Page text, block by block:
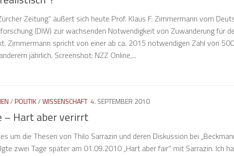
Zeitung“ äußert sich heute Prof. Klaus F. Zimmermann vom
(DIW) zur wachsenden Notwendigkeit von Zuwanderung für
Zimmermann spricht von einer ab ca. 2015 notwendigen Zahl von
jährlich. Screenshot: NZZ Online,...
/POLITIK/WISSENSCHAFT 4. SEPTEMBER 2010
– Hart aber verirrt
um die Thesen von Thilo Sarrazin und deren Diskussion bei
zwei Tage später am 01.09.2010 „Hart aber fair“ mit Sarrazin. Ich